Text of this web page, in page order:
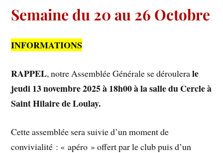
Semaine du 20 au 26 Octobre
INFORMATIONS
RAPPEL, notre Assemblée Générale se déroulerale
jeudi 13 novembre 2025 à 18h00 à la salle du Cercle à
Saint Hilaire de Loulay.
Cette assemblée sera suivie d’un moment de
convivialité : « apéro » offert par le club puis d’un